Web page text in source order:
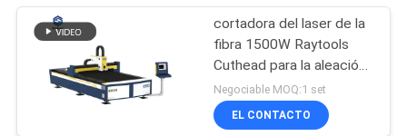
cortadora del laser de la
fibra 1500W Raytools
Cuthead para la aleación
de aluminio
Negociable MOQ:1 set
EL CONTACTO